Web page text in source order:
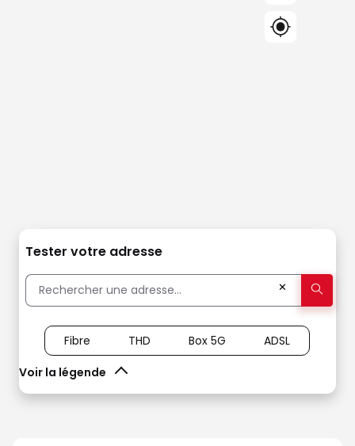
Tester votre adresse
✕
Voir la légende
Fibre THD Box 5G ADSL